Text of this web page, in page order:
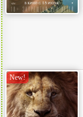
New!